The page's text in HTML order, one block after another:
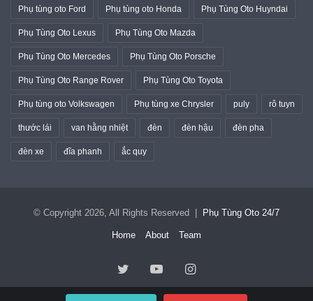
Phụ tùng oto Ford Phụ tùng oto Honda Phụ Tùng Oto Huyndai
Phụ Tùng Oto Lexus Phụ Tùng Oto Mazda
Phụ Tùng Oto Mercedes Phụ Tùng Oto Porsche
Phụ Tùng Oto Range Rover Phụ Tùng Oto Toyota
Phụ tùng oto Volkswagen Phụ tùng xe Chrysler puly rô tuyn
thước lái van hằng nhiệt đèn đèn hậu đèn pha
đèn xe đĩa phanh ắc quy
© Copyright 2026, All Rights Reserved | Phụ Tùng Oto 24/7
Home About Team
TwitterYouTubeInstagram